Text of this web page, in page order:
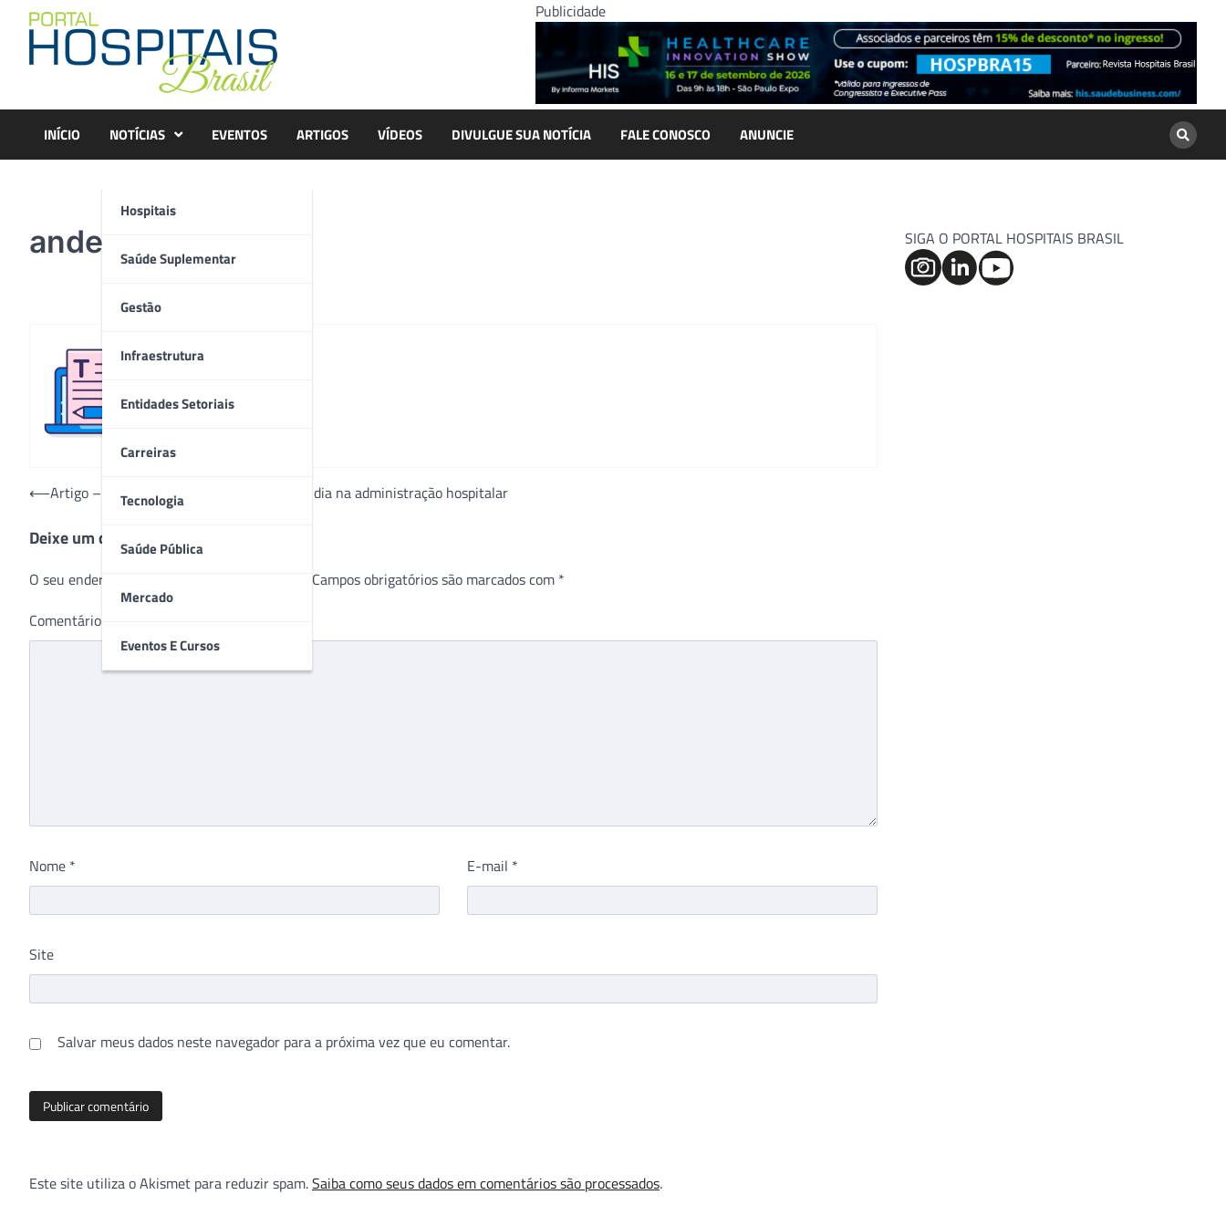
content
Publicidade
INÍCIO NOTÍCIAS
Hospitais
Saúde Suplementar
Gestão
Infraestrutura
Entidades Setoriais
Carreiras
Tecnologia
Saúde Pública
Mercado
Eventos E Cursos
EVENTOS ARTIGOS VÍDEOS DIVULGUE SUA NOTÍCIA FALE CONOSCO ANUNCIE
andersonsouza
Navegação
Post
⟵Artigo – Desafios que impulsionam o dia a dia na administração hospitalar
Deixe um comentário
O seu endereço de e-mail não será publicado. Campos obrigatórios são marcados com *
Comentário
Nome * E-mail *
Site
Salvar meus dados neste navegador para a próxima vez que eu comentar.
Este site utiliza o Akismet para reduzir spam.Saiba como seus dados em comentários são processados.
SIGA O PORTAL HOSPITAIS BRASIL